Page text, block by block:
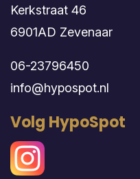
Kerkstraat 46
6901AD Zevenaar
06-23796450
info@hypospot.nl
Volg HypoSpot